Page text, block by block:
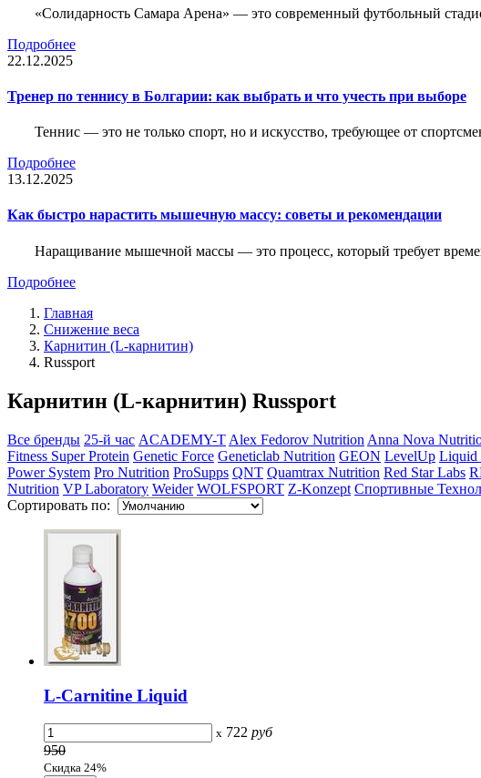
«Солидарность Самара Арена» — это современный футбольный
Подробнее
22.12.2025
Тренер по теннису в Болгарии: как выбрать и что учесть при выборе
Теннис — это не только спорт, но и искусство, требующее от
Подробнее
13.12.2025
Как быстро нарастить мышечную массу: советы и рекомендации
Наращивание мышечной массы — это процесс, который требует
Подробнее
Главная
Снижение веса
Карнитин (L-карнитин)
Russport
Карнитин (L-карнитин) Russport
Все бренды 25-й час ACADEMY-T Alex Fedorov Nutrition Anna Nova
Fitness Super Protein Genetic Force Geneticlab Nutrition GEON LevelUp Liquid
Power System Pro Nutrition ProSupps QNT Quamtrax Nutrition Red Star Labs
Nutrition VP Laboratory Weider WOLFSPORT Z-Konzept Спортивные
Сортировать по:
L-Carnitine Liquid
x 722 руб
950
Скидка 24%